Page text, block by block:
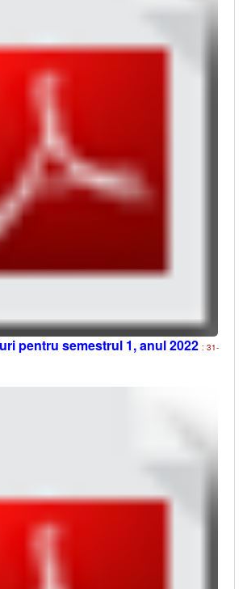
pentru semestrul 1, anul 2022 : 31-